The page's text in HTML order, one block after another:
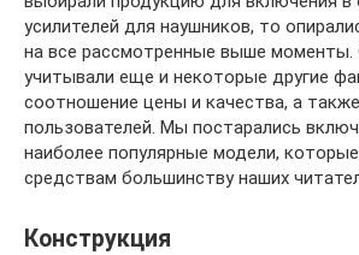
усилителей для наушников, то
на все рассмотренные выше
учитывали еще и некоторые другие
соотношение цены и качества, а
пользователей. Мы постарались
наиболее популярные модели,
средствам большинству наших
Конструкция